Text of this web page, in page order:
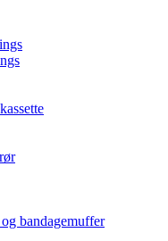
bandagemuffer